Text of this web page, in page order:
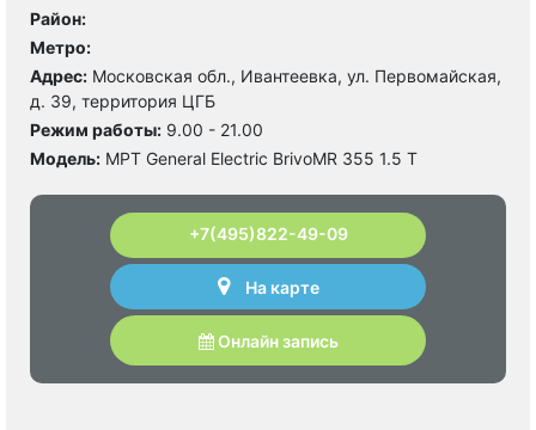
Район:
Метро:
Адрес: Московская обл., Ивантеевка, ул. Первомайская,
д. 39, территория ЦГБ
Режим работы: 9.00 - 21.00
Модель: МРТ General Electric BrivoMR 355 1.5 Т
+7(495)822-49-09
На карте
Онлайн запись